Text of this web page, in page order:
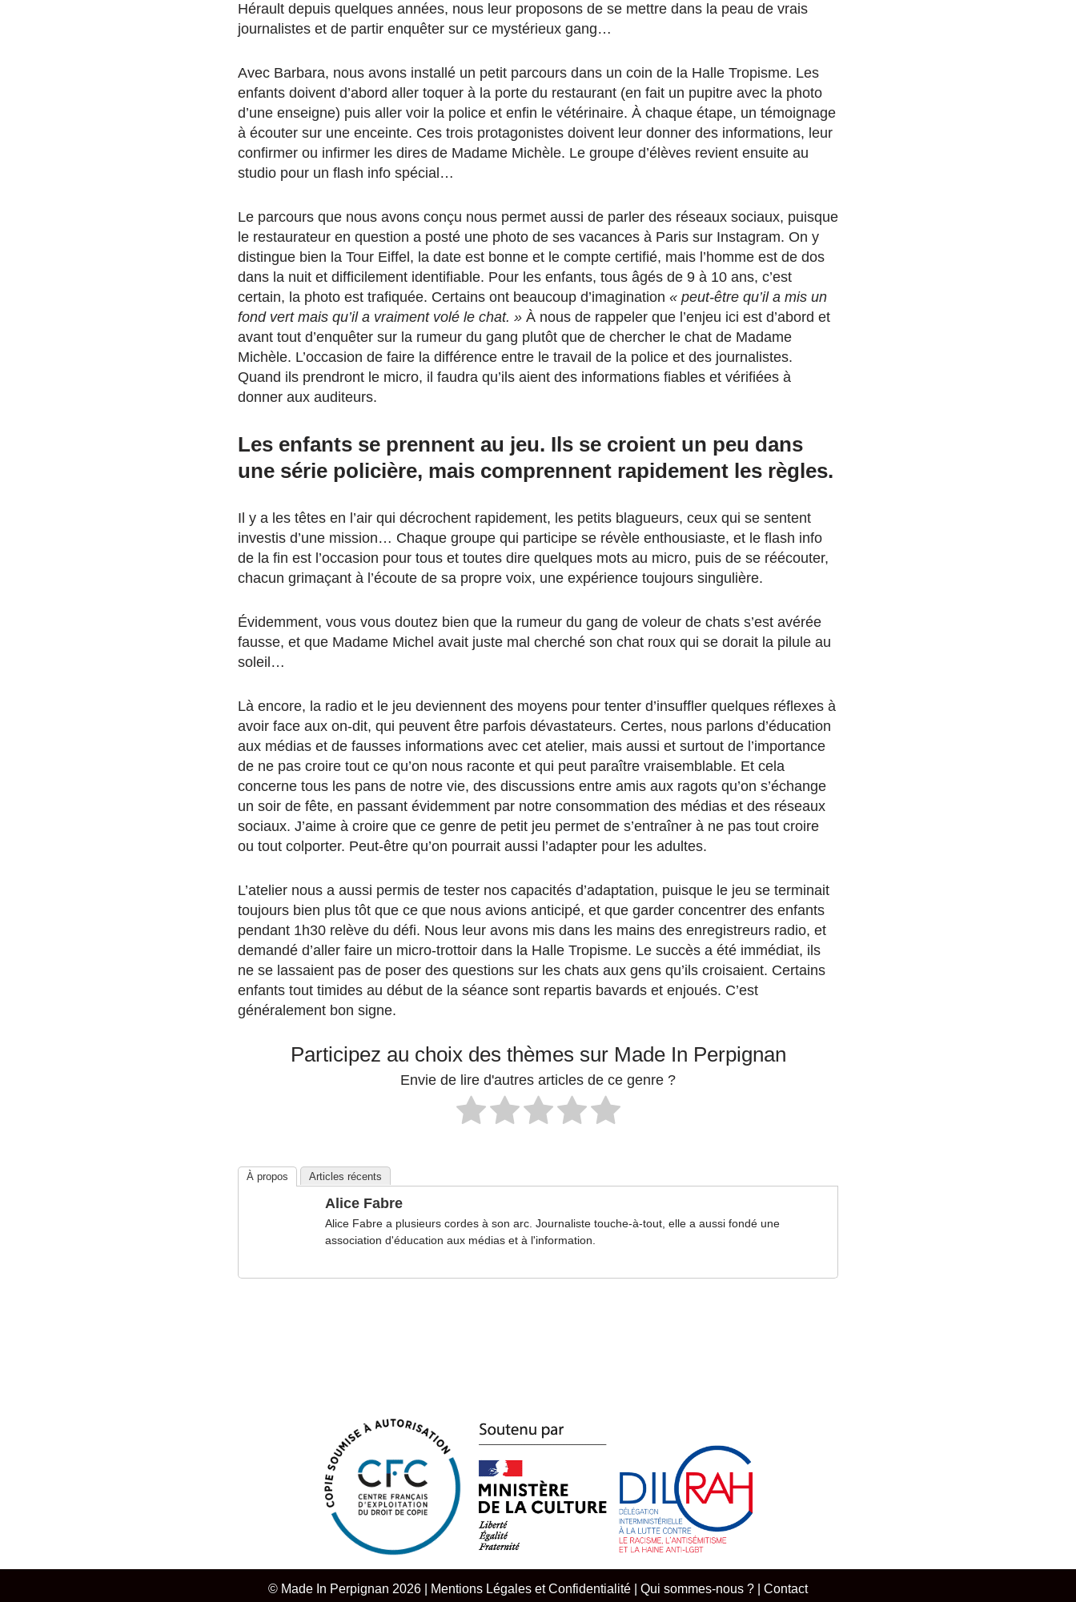
Hérault depuis quelques années, nous leur proposons de se mettre dans la peau de vrais
journalistes et de partir enquêter sur ce mystérieux gang…
Avec Barbara, nous avons installé un petit parcours dans un coin de la Halle Tropisme. Les
enfants doivent d’abord aller toquer à la porte du restaurant (en fait un pupitre avec la photo
d’une enseigne) puis aller voir la police et enfin le vétérinaire. À chaque étape, un témoignage
à écouter sur une enceinte. Ces trois protagonistes doivent leur donner des informations, leur
confirmer ou infirmer les dires de Madame Michèle. Le groupe d’élèves revient ensuite au
studio pour un flash info spécial…
Le parcours que nous avons conçu nous permet aussi de parler des réseaux sociaux, puisque
le restaurateur en question a posté une photo de ses vacances à Paris sur Instagram. On y
distingue bien la Tour Eiffel, la date est bonne et le compte certifié, mais l’homme est de dos
dans la nuit et difficilement identifiable. Pour les enfants, tous âgés de 9 à 10 ans, c’est
certain, la photo est trafiquée. Certains ont beaucoup d’imagination « peut-être qu’il a mis un
fond vert mais qu’il a vraiment volé le chat. » À nous de rappeler que l’enjeu ici est d’abord et
avant tout d’enquêter sur la rumeur du gang plutôt que de chercher le chat de Madame
Michèle. L’occasion de faire la différence entre le travail de la police et des journalistes.
Quand ils prendront le micro, il faudra qu’ils aient des informations fiables et vérifiées à
donner aux auditeurs.
Les enfants se prennent au jeu. Ils se croient un peu dans
une série policière, mais comprennent rapidement les règles.
Il y a les têtes en l’air qui décrochent rapidement, les petits blagueurs, ceux qui se sentent
investis d’une mission… Chaque groupe qui participe se révèle enthousiaste, et le flash info
de la fin est l’occasion pour tous et toutes dire quelques mots au micro, puis de se réécouter,
chacun grimaçant à l’écoute de sa propre voix, une expérience toujours singulière.
Évidemment, vous vous doutez bien que la rumeur du gang de voleur de chats s’est avérée
fausse, et que Madame Michel avait juste mal cherché son chat roux qui se dorait la pilule au
soleil…
Là encore, la radio et le jeu deviennent des moyens pour tenter d’insuffler quelques réflexes à
avoir face aux on-dit, qui peuvent être parfois dévastateurs. Certes, nous parlons d’éducation
aux médias et de fausses informations avec cet atelier, mais aussi et surtout de l’importance
de ne pas croire tout ce qu’on nous raconte et qui peut paraître vraisemblable. Et cela
concerne tous les pans de notre vie, des discussions entre amis aux ragots qu’on s’échange
un soir de fête, en passant évidemment par notre consommation des médias et des réseaux
sociaux. J’aime à croire que ce genre de petit jeu permet de s’entraîner à ne pas tout croire
ou tout colporter. Peut-être qu’on pourrait aussi l’adapter pour les adultes.
L’atelier nous a aussi permis de tester nos capacités d’adaptation, puisque le jeu se terminait
toujours bien plus tôt que ce que nous avions anticipé, et que garder concentrer des enfants
pendant 1h30 relève du défi. Nous leur avons mis dans les mains des enregistreurs radio, et
demandé d’aller faire un micro-trottoir dans la Halle Tropisme. Le succès a été immédiat, ils
ne se lassaient pas de poser des questions sur les chats aux gens qu’ils croisaient. Certains
enfants tout timides au début de la séance sont repartis bavards et enjoués. C’est
généralement bon signe.
Participez au choix des thèmes sur Made In Perpignan
Envie de lire d'autres articles de ce genre ?
À propos Articles récents
Alice Fabre
Alice Fabre a plusieurs cordes à son arc. Journaliste touche-à-tout, elle a aussi fondé une
association d'éducation aux médias et à l'information.
© Made In Perpignan 2026 | Mentions Légales et Confidentialité | Qui sommes-nous ? | Contact